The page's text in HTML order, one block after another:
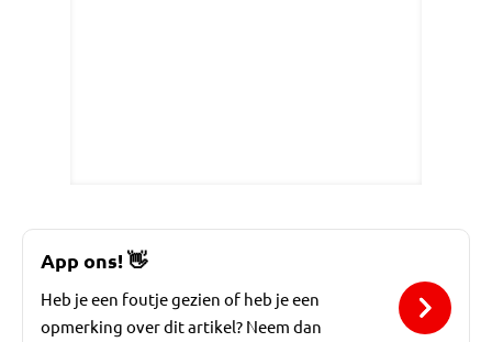
App ons!👋
Heb je een foutje gezien of heb je een
opmerking over dit artikel? Neem dan